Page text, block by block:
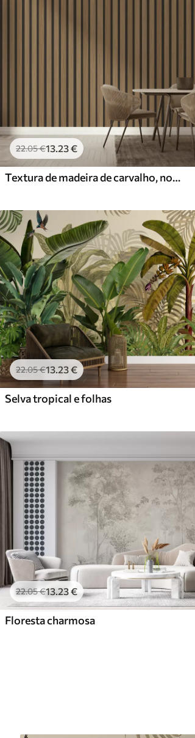
22.05€13 .23€
Textura de madeira de carvalho, nogueira
22.05€13.23€
Selva tropical e folhas
22.05€13.23€
Floresta charmosa